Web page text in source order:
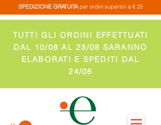
SPEDIZIONE GRATUITAper ordini superiori a € 25
TUTTI GLI ORDINI EFFETTUATI
DAL 10/08 AL 23/08 SARANNO
ELABORATI E SPEDITI DAL
24/08